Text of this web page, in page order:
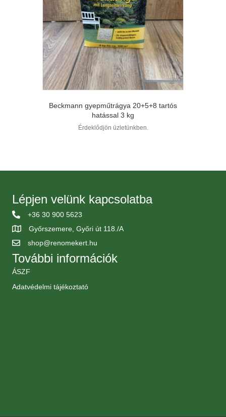
Beckmann gyepműtrágya 20+5+8 tartós
hatással 3 kg
Érdeklődjön üzletünkben.
Lépjen velünk kapcsolatba
+36 30 900 5623
Győrszemere, Győri út 118./A
shop@renomekert.hu
További információk
ÁSZF
Adatvédelmi tájékoztató